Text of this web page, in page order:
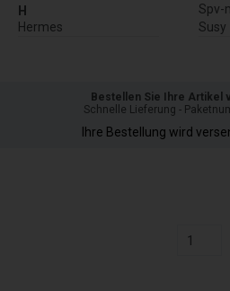
H
Hermes
Spv-
Susy
Bestellen Sie Ihre Artikel
Schnelle Lieferung -
Ihre Bestellung wird